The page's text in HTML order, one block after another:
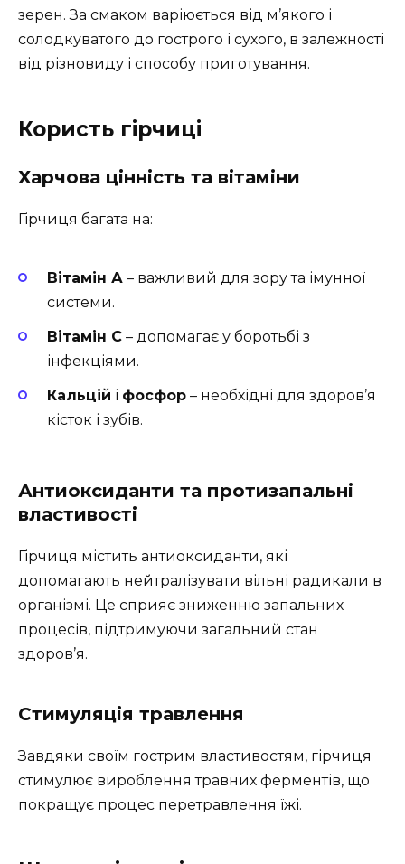
зерен. За смаком варіюється від м’якого і
солодкуватого до гострого і сухого, в залежності
від різновиду і способу приготування.
Користь гірчиці
Харчова цінність та вітаміни
Гірчиця багата на:
Вітамін А – важливий для зору та імунної
системи.
Вітамін С – допомагає у боротьбі з
інфекціями.
Кальцій і фосфор – необхідні для здоров’я
кісток і зубів.
Антиоксиданти та протизапальні
властивості
Гірчиця містить антиоксиданти, які
допомагають нейтралізувати вільні радикали в
організмі. Це сприяє зниженню запальних
процесів, підтримуючи загальний стан
здоров’я.
Стимуляція травлення
Завдяки своїм гострим властивостям, гірчиця
стимулює вироблення травних ферментів, що
покращує процес перетравлення їжі.